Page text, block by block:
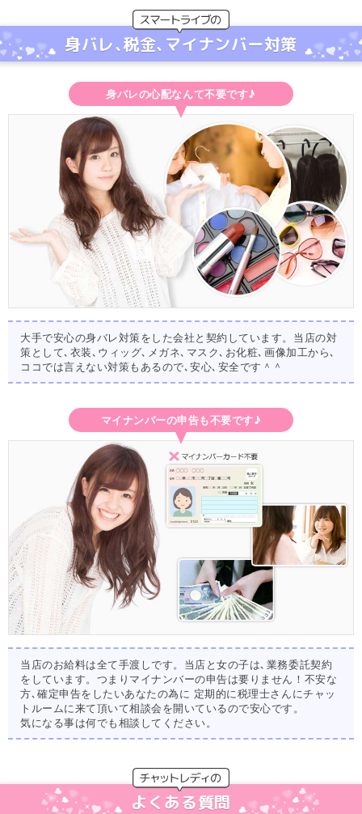
身バレ､税金､マイナンバー対策
身バレの心配なんて不要です♪
大手で安心の身バレ対策をした会社と契約しています。当店の対
策として､衣装､ウィッグ､メガネ､マスク､お化粧､画像加工から､
ココでは言えない対策もあるので､安心､安全です＾＾
マイナンバーの申告も不要です♪
当店のお給料は全て手渡しです。当店と女の子は､業務委託契約
をしています。つまりマイナンバーの申告は要りません！不安な
方､確定申告をしたいあなたの為に 定期的に税理士さんにチャッ
トルームに来て頂いて相談会を開いているので安心です。
気になる事は何でも相談してください。
よくある質問